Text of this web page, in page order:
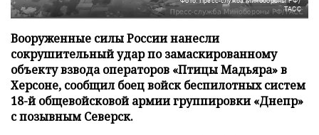
ТАСС
Вооруженные силы России нанесли
сокрушительный удар по замаскированному
объекту взвода операторов «Птицы Мадьяра» в
Херсоне, сообщил боец войск беспилотных систем
18-й общевойсковой армии группировки «Днепр»
с позывным Северск.